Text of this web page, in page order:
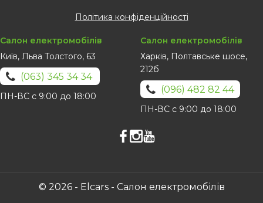
Політика конфіденційності
Салон електромобілів
Київ, Льва Толстого, 63
(063) 345 34 34
ПН-ВС с 9:00 до 18:00
Салон електромобілів
Харків, Полтавське шосе,
212б
(096) 482 82 44
ПН-ВС с 9:00 до 18:00
© 2026 - Elcars - Салон електромобілів